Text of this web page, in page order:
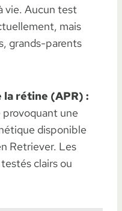
vie. Aucun test
mais
grands-parents
rétine (APR) :
provoquant une
disponible
Retriever. Les
clairs ou